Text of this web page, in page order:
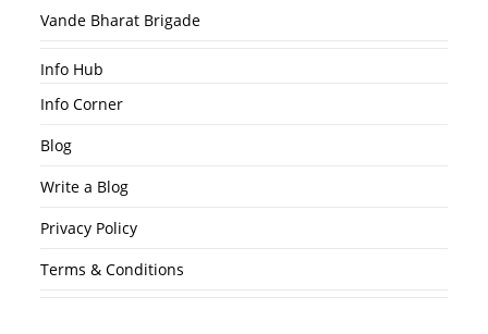
Vande Bharat Brigade
Info Hub
Info Corner
Blog
Write a Blog
Privacy Policy
Terms & Conditions